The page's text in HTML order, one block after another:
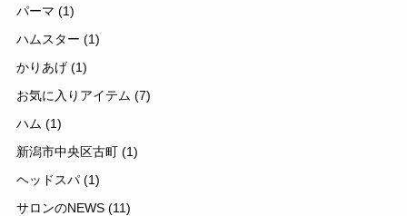
パーマ (1)
ハムスター (1)
かりあげ (1)
お気に入りアイテム (7)
ハム (1)
新潟市中央区古町 (1)
ヘッドスパ (1)
サロンのNEWS (11)